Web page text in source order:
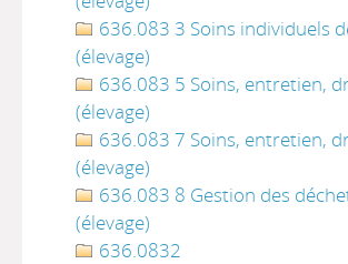
636.083 3 Soins individuels
(élevage)
636.083 5 Soins, entretien,
(élevage)
636.083 7 Soins, entretien,
(élevage)
636.083 8 Gestion des
(élevage)
636.0832